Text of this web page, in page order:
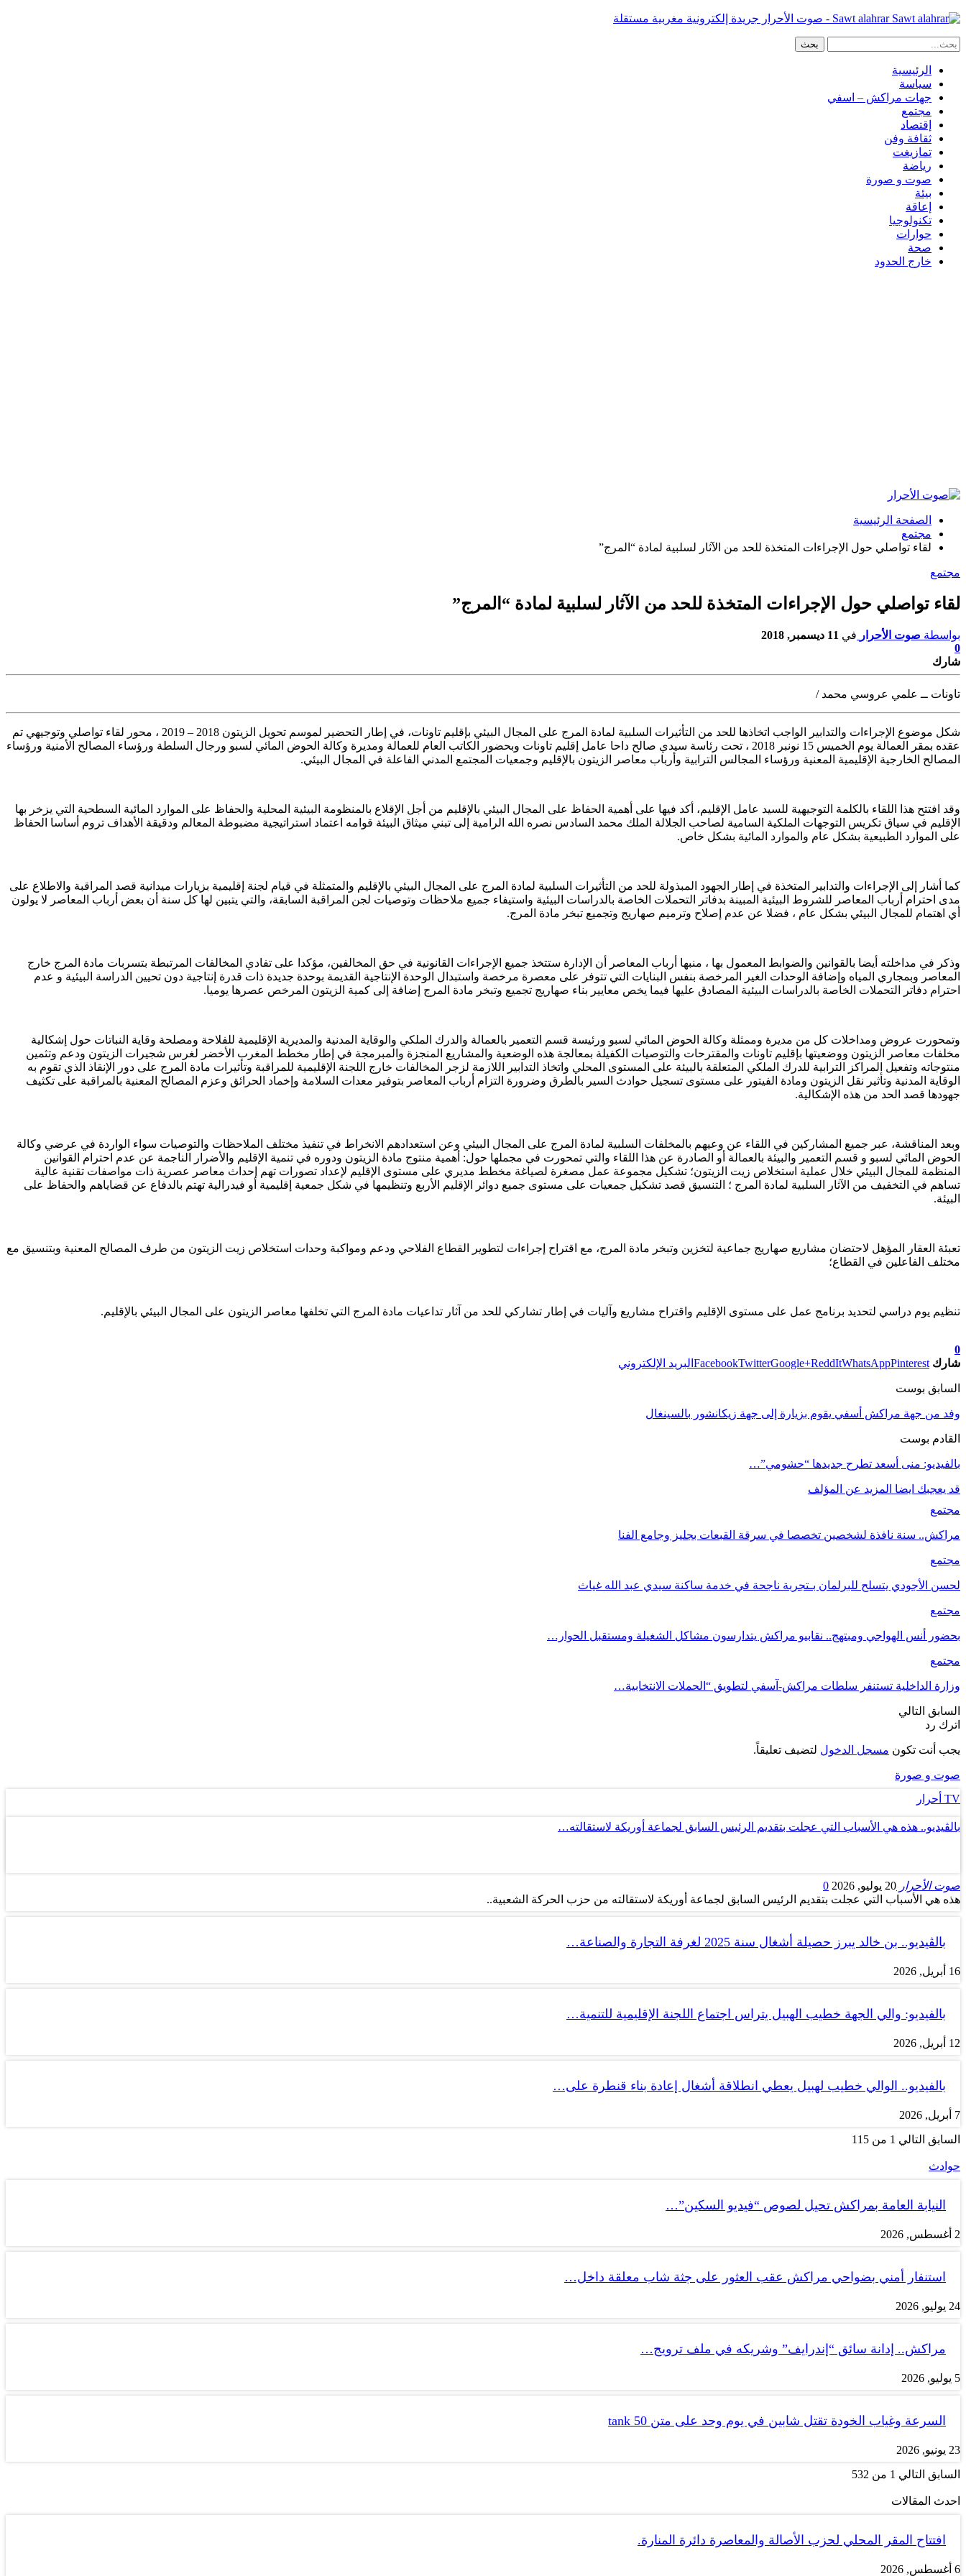
Sawt alahrar - صوت الأحرار جريدة إلكترونية مغربية مستقلة
الرئيسية
سياسة
جهات مراكش – اسفي
مجتمع
إقتصاد
ثقافة وفن
تمازيغت
رياضة
صوت و صورة
بيئة
إعاقة
تكنولوجيا
حوارات
صحة
خارج الحدود
الصفحة الرئيسية
مجتمع
لقاء تواصلي حول الإجراءات المتخذة للحد من الآثار لسلبية لمادة “المرج”
مجتمع
لقاء تواصلي حول الإجراءات المتخذة للحد من الآثار لسلبية لمادة “المرج”
بواسطة صوت الأحرار في 11 ديسمبر, 2018
0
شارك
تاونات ــ علمي عروسي محمد /
شكل موضوع الإجراءات والتدابير الواجب اتخاذها للحد من التأثيرات السلبية
لمادة المرج على المجال البيئي بإقليم تاونات، في إطار التحضير لموسم تحويل الزيتون 2018 – 2019 ، محور لقاء تواصلي وتوجيهي تم
عقده بمقر العمالة يوم الخميس 15 نونبر 2018 ، تحت رئاسة سيدي صالح داحا عامل إقليم تاونات وبحضور الكاتب العام للعمالة ومديرة وكالة الحوض المائي لسبو ورجال السلطة ورؤساء المصالح الأمنية ورؤساء
المصالح الخارجية الإقليمية المعنية ورؤساء المجالس الترابية وأرباب معاصر الزيتون بالإقليم وجمعيات المجتمع المدني الفاعلة في المجال البيئي.
وقد افتتح هذا اللقاء بالكلمة التوجيهية للسيد عامل الإقليم، أكد فيها على أهمية الحفاظ على المجال البيئي بالإقليم من أجل الإقلاع بالمنظومة البيئية المحلية والحفاظ على الموارد المائية السطحية التي يزخر بها
الإقليم في سياق تكريس التوجهات الملكية السامية لصاحب الجلالة الملك محمد السادس نصره الله الرامية إلى تبني ميثاق البيئة قوامه اعتماد استراتيجية مضبوطة المعالم ودقيقة الأهداف تروم أساسا الحفاظ
على الموارد الطبيعية بشكل عام والموارد المائية بشكل خاص.
كما أشار إلى الإجراءات والتدابير المتخذة في إطار الجهود المبذولة للحد من التأثيرات السلبية لمادة المرج على المجال البيئي بالإقليم والمتمثلة في قيام لجنة إقليمية بزيارات ميدانية قصد المراقبة والاطلاع على
مدى احترام أرباب المعاصر للشروط البيئية المبينة بدفاتر التحملات الخاصة بالدراسات البيئية واستيفاء جميع ملاحظات وتوصيات لجن المراقبة السابقة، والتي يتبين لها كل سنة أن بعض أرباب المعاصر لا يولون
أي اهتمام للمجال البيئي بشكل عام ، فضلا عن عدم إصلاح وترميم صهاريج وتجميع تبخر مادة المرج.
وذكر في مداخلته أيضا بالقوانين والضوابط المعمول بها ، منبها أرباب المعاصر أن الإدارة ستتخذ جميع الإجراءات القانونية في حق المخالفين، مؤكدا على تفادي المخالفات المرتبطة بتسربات مادة المرج خارج
المعاصر وبمجاري المياه وإضافة الوحدات الغير المرخصة بنفس البنايات التي تتوفر على معصرة مرخصة واستبدال الوحدة الإنتاجية القديمة بوحدة جديدة ذات قدرة إنتاجية دون تحيين الدراسة البيئية و عدم
احترام دفاتر التحملات الخاصة بالدراسات البيئية المصادق عليها فيما يخص معايير بناء صهاريج تجميع وتبخر مادة المرج إضافة إلى كمية الزيتون المرخص عصرها يوميا.
وتمحورت عروض ومداخلات كل من مديرة وممثلة وكالة الحوض المائي لسبو ورئيسة قسم التعمير بالعمالة والدرك الملكي والوقاية المدنية والمديرية الإقليمية للفلاحة ومصلحة وقاية النباتات حول إشكالية
مخلفات معاصر الزيتون ووضعيتها بإقليم تاونات والمقترحات والتوصيات الكفيلة بمعالجة هذه الوضعية والمشاريع المنجزة والمبرمجة في إطار مخطط المغرب الأخضر لغرس شجيرات الزيتون ودعم وتثمين
منتوجاته وتفعيل المراكز الترابية للدرك الملكي المتعلقة بالبيئة على المستوى المحلي واتخاذ التدابير اللازمة لزجر المخالفات خارج اللجنة الإقليمية للمراقبة وتأثيرات مادة المرج على دور الإنقاذ الذي تقوم به
الوقاية المدنية وتأثير نقل الزيتون ومادة الفيتور على مستوى تسجيل حوادث السير بالطرق وضرورة التزام أرباب المعاصر بتوفير معدات السلامة وإخماد الحرائق وعزم المصالح المعنية بالمراقبة على تكثيف
جهودها قصد الحد من هذه الإشكالية.
وبعد المناقشة، عبر جميع المشاركين في اللقاء عن وعيهم بالمخلفات السلبية لمادة المرج على المجال البيئي وعن استعدادهم الانخراط في تنفيذ مختلف الملاحظات والتوصيات سواء الواردة في عرضي وكالة
الحوض المائي لسبو و قسم التعمير والبيئة بالعمالة أو الصادرة عن هذا اللقاء والتي تمحورت في مجملها حول: أهمية منتوج مادة الزيتون ودوره في تنمية الإقليم والأضرار الناجمة عن عدم احترام القوانين
المنظمة للمجال البيئي خلال عملية استخلاص زيت الزيتون؛ تشكيل مجموعة عمل مصغرة لصياغة مخطط مديري على مستوى الإقليم لإعداد تصورات تهم إحداث معاصر عصرية ذات مواصفات تقنية عالية
تساهم في التخفيف من الآثار السلبية لمادة المرج ؛ التنسيق قصد تشكيل جمعيات على مستوى جميع دوائر الإقليم الأربع وتنظيمها في شكل جمعية إقليمية أو فيدرالية تهتم بالدفاع عن قضاياهم والحفاظ على
البيئة.
تعبئة العقار المؤهل لاحتضان مشاريع صهاريج جماعية لتخزين وتبخر مادة المرج، مع اقتراح إجراءات لتطوير القطاع الفلاحي ودعم ومواكبة وحدات استخلاص زيت الزيتون من طرف المصالح المعنية وبتنسيق مع
مختلف الفاعلين في القطاع؛
تنظيم يوم دراسي لتحديد برنامج عمل على مستوى الإقليم واقتراح مشاريع وآليات في إطار تشاركي للحد من آثار تداعيات مادة المرج التي تخلفها معاصر الزيتون على المجال البيئي بالإقليم.
0
شارك
FacebookTwitterGoogle+ReddItWhatsAppPinterest البريد الإلكتروني
السابق بوست
وفد من جهة مراكش أسفي يقوم بزيارة إلى جهة زيكانشور بالسينغال
القادم بوست
بالفيديو: منى أسعد تطرح جديدها “حشومي”…
قد يعجبك ايضا المزيد عن المؤلف
مجتمع
مراكش.. سنة نافذة لشخصين تخصصا في سرقة القبعات بجليز وجامع الفنا
مجتمع
لحسن الأجودي يتسلح للبرلمان بـتجربة ناجحة في خدمة ساكنة سيدي عبد الله غياث
مجتمع
بحضور أنس الهواجي ومبتهج.. نقابيو مراكش يتدارسون مشاكل الشغيلة ومستقبل الحوار…
مجتمع
وزارة الداخلية تستنفر سلطات مراكش-آسفي لتطويق “الحملات الانتخابية…
السابق التالي
اترك رد
يجب أنت تكون مسجل الدخول لتضيف تعليقاً.
صوت و صورة
TV أحرار
بالڤيديو.. هذه هي الأسباب التي عجلت بتقديم الرئيس السابق لجماعة أوريكة لاستقالته…
صوت الأحرار 20 يوليو, 2026
0
هذه هي الأسباب التي عجلت بتقديم الرئيس السابق لجماعة أوريكة لاستقالته من حزب الحركة الشعبية..
بالڤيديو.. بن خالد يبرز حصيلة أشغال سنة 2025 لغرفة التجارة والصناعة…
16 أبريل, 2026
بالفيديو: والي الجهة خطيب الهبيل يتراس اجتماع اللجنة الإقليمية للتنمية…
12 أبريل, 2026
بالفيديو.. الوالي خطيب لهبيل يعطي انطلاقة أشغال إعادة بناء قنطرة على…
7 أبريل, 2026
السابق التالي 1 من 115
حوادث
النيابة العامة بمراكش تحيل لصوص “فيديو السكين”…
2 أغسطس, 2026
استنفار أمني بضواحي مراكش عقب العثور على جثة شاب معلقة داخل…
24 يوليو, 2026
مراكش.. إدانة سائق “إندرايف” وشريكه في ملف ترويج…
5 يوليو, 2026
السرعة وغياب الخودة تقتل شابين في يوم وحد على متن tank 50
23 يونيو, 2026
السابق التالي 1 من 532
احدث المقالات
افتتاح المقر المحلي لحزب الأصالة والمعاصرة دائرة المنارة.
6 أغسطس, 2026